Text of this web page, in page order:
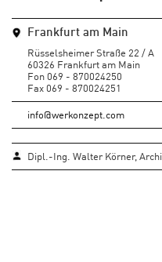
Frankfurt am Main
Rüsselsheimer Straße 22 / A
60326 Frankfurt am Main
Fon 069 - 870024250
Fax 069 - 870024251
info@werkonzept.com
Dipl.-Ing. Walter Körner,